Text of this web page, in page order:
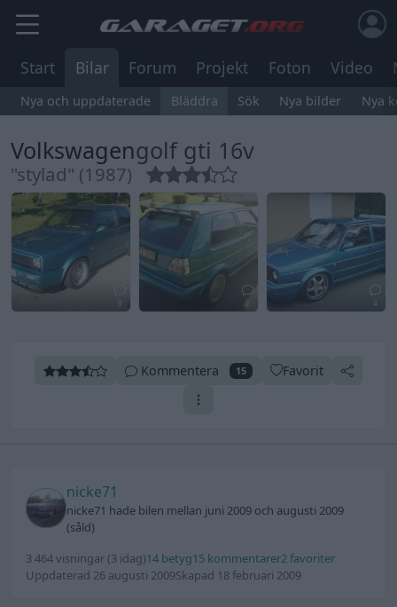
Start Bilar Forum Projekt Foton Video
Nya och uppdaterade Bläddra Sök Nya bilder Nya
Volkswagengolf gti 16v
"stylad" (1987)
9 2 4
Kommentera 15 Favorit
nicke71
nicke71 hade bilen mellan juni 2009 och augusti 2009
(såld)
3 464 visningar (3 idag)14 betyg15 kommentarer2 favoriter
Uppdaterad 26 augusti 2009Skapad 18 februari 2009